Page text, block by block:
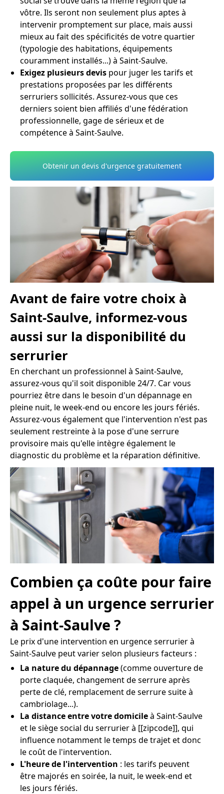
vôtre. Ils seront non seulement plus aptes à
intervenir promptement sur place, mais aussi
mieux au fait des spécificités de votre quartier
(typologie des habitations, équipements
couramment installés...) à Saint-Saulve.
Exigez plusieurs devis pour juger les tarifs et
prestations proposées par les différents
serruriers sollicités. Assurez-vous que ces
derniers soient bien affiliés d'une fédération
professionnelle, gage de sérieux et de
compétence à Saint-Saulve.
Obtenir un devis d'urgence gratuitement
Avant de faire votre choix à
Saint-Saulve, informez-vous
aussi sur la disponibilité du
serrurier
En cherchant un professionnel à Saint-Saulve,
assurez-vous qu'il soit disponible 24/7. Car vous
pourriez être dans le besoin d'un dépannage en
pleine nuit, le week-end ou encore les jours fériés.
Assurez-vous également que l'intervention n'est pas
seulement restreinte à la pose d'une serrure
provisoire mais qu'elle intègre également le
diagnostic du problème et la réparation définitive.
Combien ça coûte pour faire
appel à un urgence serrurier
à Saint-Saulve ?
Le prix d'une intervention en urgence serrurier à
Saint-Saulve peut varier selon plusieurs facteurs :
La nature du dépannage(comme ouverture de
porte claquée, changement de serrure après
perte de clé, remplacement de serrure suite à
cambriolage...).
La distance entre votre domicileà Saint-Saulve
et le siège social du serrurier à [[zipcode]], qui
influence notamment le temps de trajet et donc
le coût de l'intervention.
L'heure de l'intervention : les tarifs peuvent
être majorés en soirée, la nuit, le week-end et
les jours fériés.